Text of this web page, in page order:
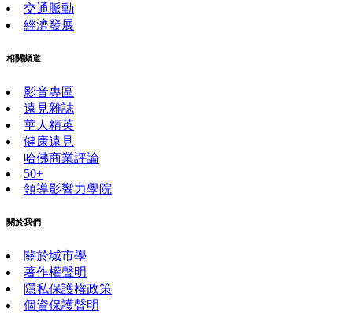
交通脈動
經濟發展
相關頻道
影音專區
遠見雜誌
華人精英
健康遠見
哈佛商業評論
50+
領導影響力學院
關於我們
關於城市學
著作權聲明
隱私保護權政策
個資保護聲明